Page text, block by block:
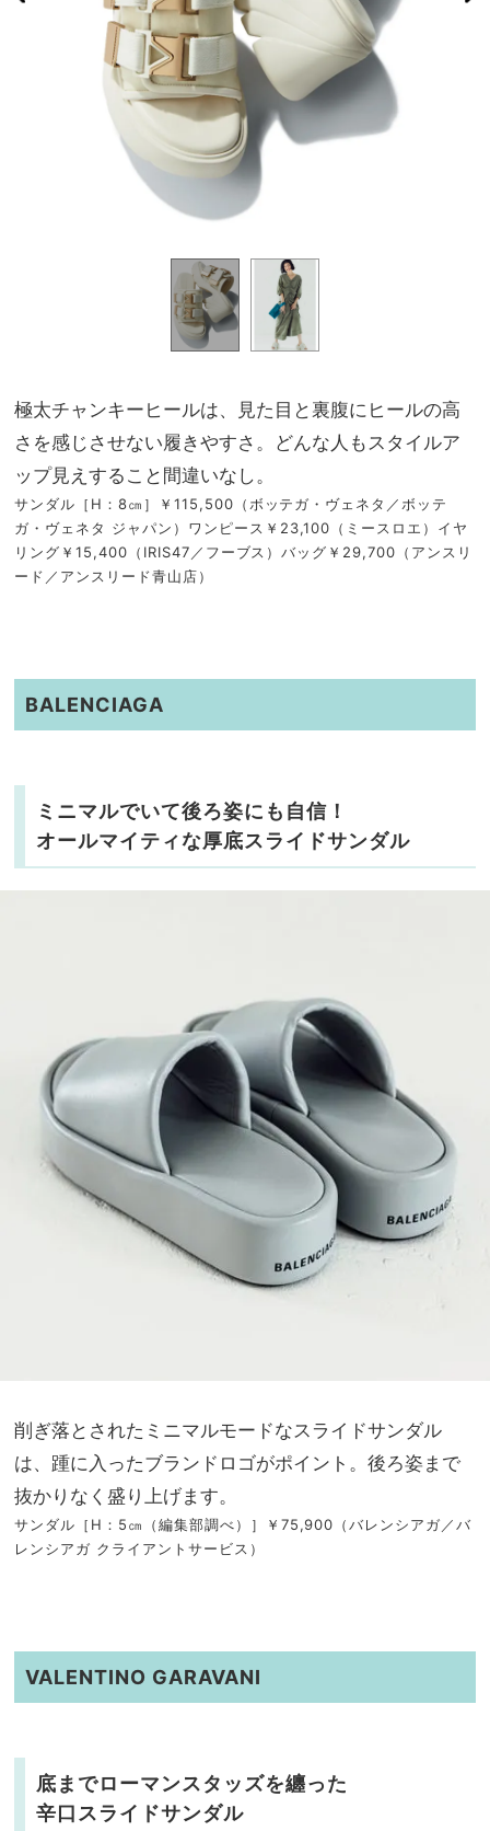
極太チャンキーヒールは、見た目と裏腹にヒールの高
さを感じさせない履きやすさ。どんな人もスタイルア
ップ見えすること間違いなし。
サンダル［H：8㎝］￥115,500（ボッテガ・ヴェネタ／ボッテ
ガ・ヴェネタ ジャパン）ワンピース￥23,100（ミースロエ）イヤ
リング￥15,400（IRIS47／フーブス）バッグ￥29,700（アンスリ
ード／アンスリード青山店）
BALENCIAGA
ミニマルでいて後ろ姿にも自信！
オールマイティな厚底スライドサンダル
削ぎ落とされたミニマルモードなスライドサンダル
は、踵に入ったブランドロゴがポイント。後ろ姿まで
抜かりなく盛り上げます。
サンダル［H：5㎝（編集部調べ）］￥75,900（バレンシアガ／バ
レンシアガ クライアントサービス）
VALENTINO GARAVANI
底までローマンスタッズを纏った
辛口スライドサンダル